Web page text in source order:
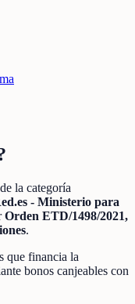
la categoría
- Ministerio para
Orden ETD/1498/2021,
.
que financia la
bonos canjeables con